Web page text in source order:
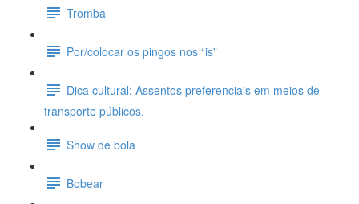
Tromba
Por/colocar os pingos nos “is”
Dica cultural: Assentos preferenciais em meios de
transporte públicos.
Show de bola
Bobear